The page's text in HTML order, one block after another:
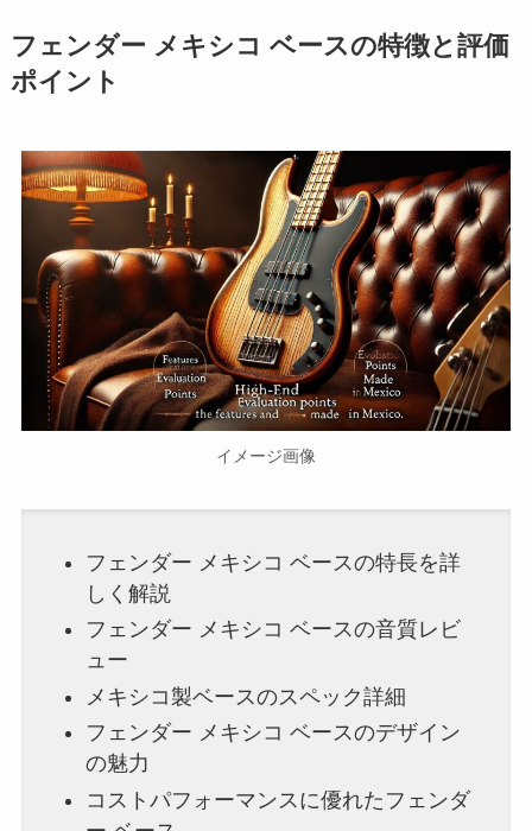
フェンダー メキシコ ベースの特徴と評価
ポイント
イメージ画像
フェンダー メキシコ ベースの特長を詳
しく解説
フェンダー メキシコ ベースの音質レビ
ュー
メキシコ製ベースのスペック詳細
フェンダー メキシコ ベースのデザイン
の魅力
コストパフォーマンスに優れたフェンダ